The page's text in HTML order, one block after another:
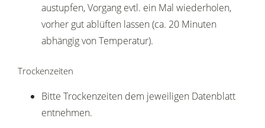
austupfen, Vorgang evtl. ein Mal wiederholen,
vorher gut ablüften lassen (ca. 20 Minuten
abhängig von Temperatur).
Trockenzeiten
Bitte Trockenzeiten dem jeweiligen Datenblatt
entnehmen.